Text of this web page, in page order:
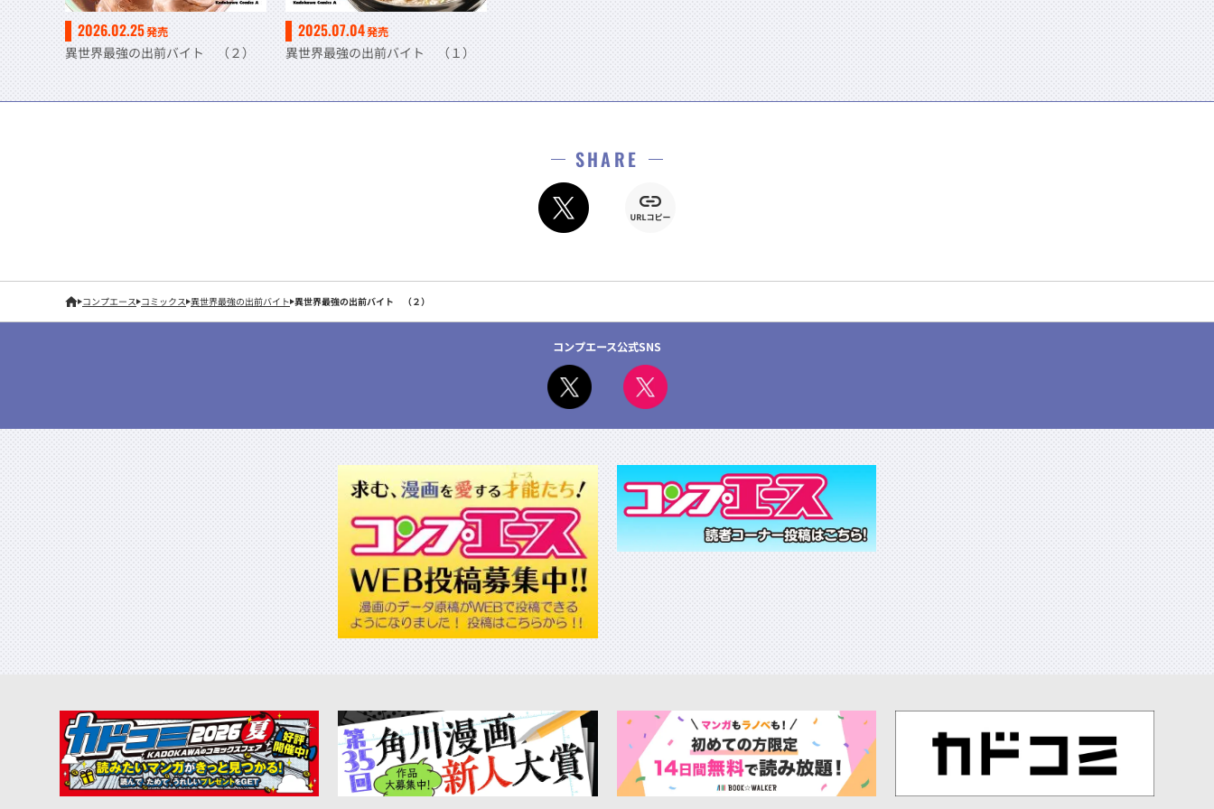
2026.02.25発売
異世界最強の出前バイト （２）
2025.07.04発売
異世界最強の出前バイト （１）
SHARE
コンプエース コミックス 異世界最強の出前バイト 異世界最強の出前バイト （２）
コンプエース公式SNS